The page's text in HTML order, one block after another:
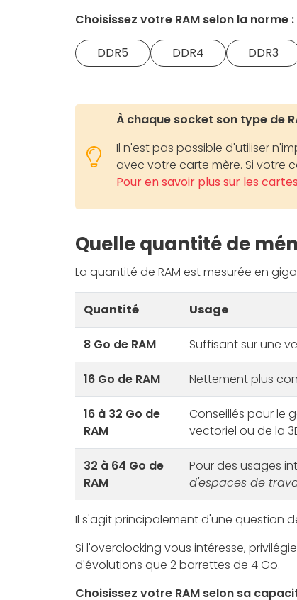
Choisissez votre RAM selon la norme :
DDR5 DDR4 DDR3
À chaque socket son type de
Il n'est pas possible d'utiliser
avec votre carte mère. Si votre
Pour en savoir plus sur les
Quelle quantité de
La quantité de RAM est mesurée en
Quantité Usage
8 Go de RAM Suffisant sur une
16 Go de RAM Nettement plus
16 à 32 Go de
RAM
Conseillés pour le
vectoriel ou de la
32 à 64 Go de
RAM
Pour des usages
d'espaces de
Il s'agit principalement d'une question
Si l'overclocking vous intéresse,
d'évolutions que 2 barrettes de 4 Go.
Choisissez votre RAM selon sa